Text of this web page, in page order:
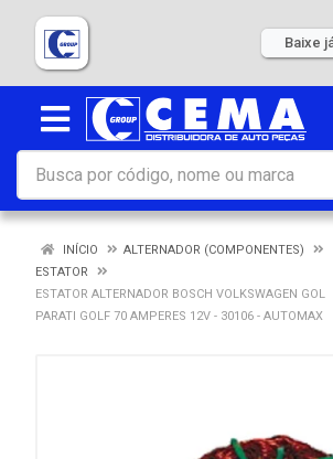
Baixe
INÍCIO
ALTERNADOR (COMPONENTES)
ESTATOR
ESTATOR ALTERNADOR BOSCH VOLKSWAGEN GOL
PARATI GOLF 70 AMPERES 12V - 30106 - AUTOMAX